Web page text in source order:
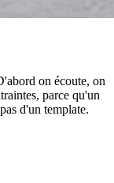
on écoute, on
parce qu'un
d'un template.